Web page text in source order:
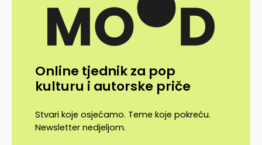
Online tjednik za pop
kulturu i autorske priče
Stvari koje osjećamo. Teme koje pokreću.
Newsletter nedjeljom.